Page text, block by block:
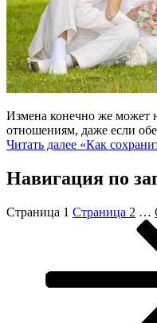
Измена конечно же может
отношениям, даже если
Читать далее «Как
Навигация по
Страница 1 Страница 2 …